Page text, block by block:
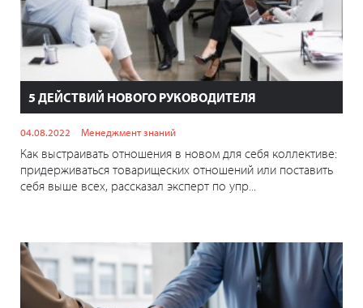
5 ДЕЙСТВИЙ НОВОГО РУКОВОДИТЕЛЯ
04.08.2022 Менеджмент знаний
Как выстраивать отношения в новом для себя коллективе:
придерживаться товарищеских отношений или поставить
себя выше всех, рассказал эксперт по упр...